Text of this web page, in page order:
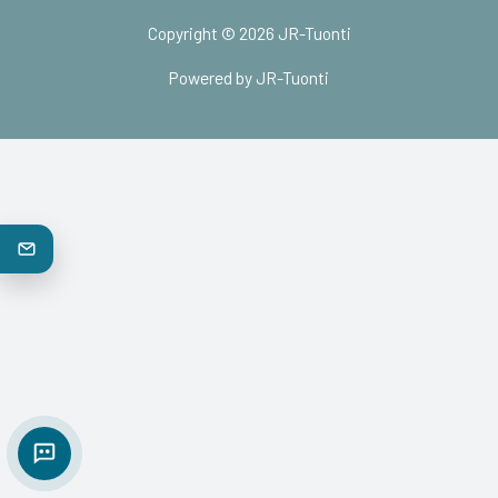
Copyright © 2026 JR-Tuonti
Powered by JR-Tuonti